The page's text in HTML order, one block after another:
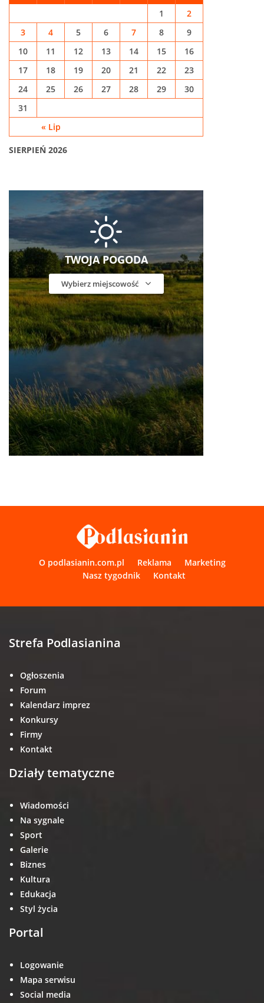
SIERPIEŃ 2026
« Lip
1
2
3
4 5 6 7 8
9
10
11 12 13 14 15
16
17
18 19 20 21 22
23
24
25 26 27 28 29
30
31
TWOJA POGODA
Wybierz miejscowość
O podlasianin.com.pl Reklama
Marketing
Nasz tygodnik
Kontakt
Strefa Podlasianina
Ogłoszenia
Forum
Kalendarz imprez
Konkursy
Firmy
Kontakt
Działy tematyczne
Wiadomości
Na sygnale
Sport
Galerie
Biznes
Kultura
Edukacja
Styl życia
Portal
Logowanie
Mapa serwisu
Social media